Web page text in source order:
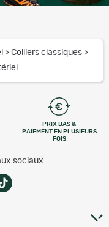
> Colliers classiques >
PRIX BAS &
PAIEMENT EN PLUSIEURS
FOIS
sociaux